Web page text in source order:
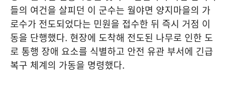
들의 여건을 살피던 이 군수는 월야면 양지마을의 가
로수가 전도되었다는 민원을 접수한 뒤 즉시 거점 이
동을 단행했다. 현장에 도착해 전도된 나무로 인한 도
로 통행 장애 요소를 식별하고 안전 유관 부서에 긴급
복구 체계의 가동을 명령했다.